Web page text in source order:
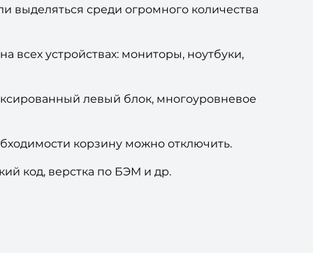
выделяться среди огромного количества
всех устройствах: мониторы, ноутбуки,
левый блок, многоуровневое
корзину можно отключить.
код, верстка по БЭМ и др.